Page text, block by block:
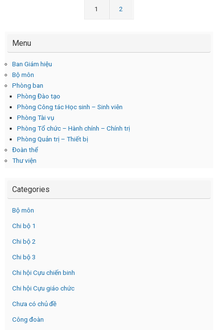
1 2
Menu
Ban Giám hiệu
Bộ môn
Phòng ban
Phòng Đào tạo
Phòng Công tác Học sinh – Sinh viên
Phòng Tài vụ
Phòng Tổ chức – Hành chính – Chính trị
Phòng Quản trị – Thiết bị
Đoàn thể
Thư viện
Categories
Bộ môn
Chi bộ 1
Chi bộ 2
Chi bộ 3
Chi hội Cựu chiến binh
Chi hội Cựu giáo chức
Chưa có chủ đề
Công đoàn